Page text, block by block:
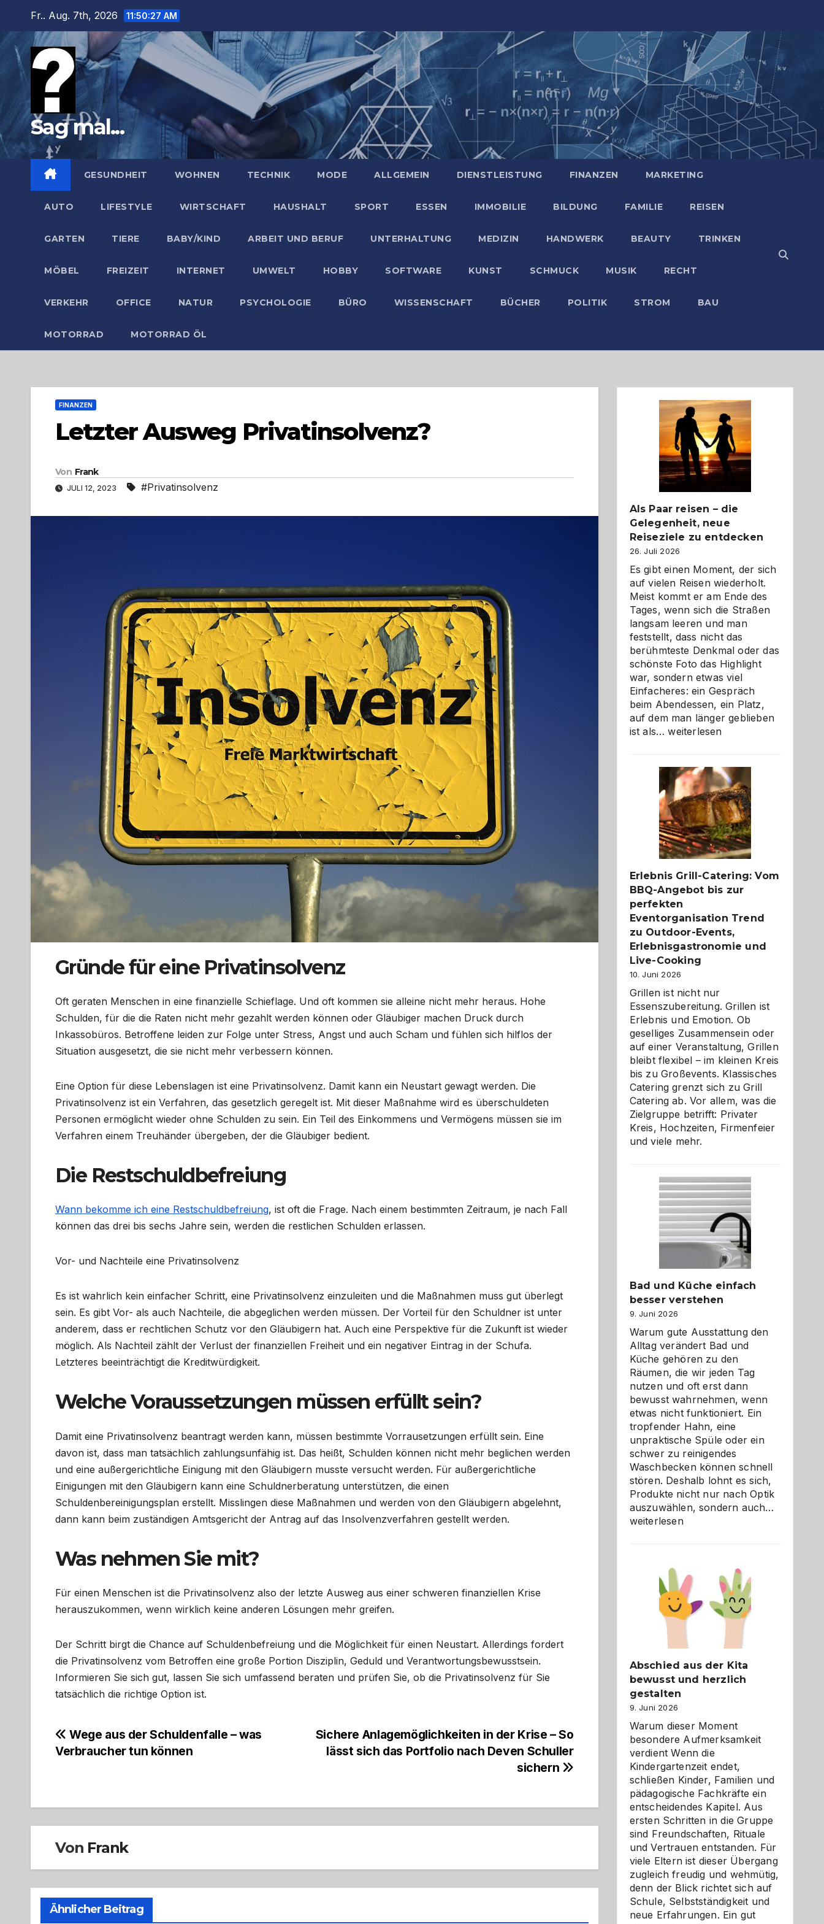
springen
Fr.. Aug. 7th, 2026 11:50:28 AM
Sag mal...
GESUNDHEIT WOHNEN TECHNIK MODE ALLGEMEIN DIENSTLEISTUNG FINANZEN MARKETING
AUTO LIFESTYLE WIRTSCHAFT HAUSHALT SPORT ESSEN IMMOBILIE BILDUNG FAMILIE REISEN
GARTEN TIERE BABY/KIND ARBEIT UND BERUF UNTERHALTUNG MEDIZIN HANDWERK BEAUTY TRINKEN
MÖBEL FREIZEIT INTERNET UMWELT HOBBY SOFTWARE KUNST SCHMUCK MUSIK RECHT
VERKEHR OFFICE NATUR PSYCHOLOGIE BÜRO WISSENSCHAFT BÜCHER POLITIK STROM BAU
MOTORRAD MOTORRAD ÖL
FINANZEN
Letzter Ausweg Privatinsolvenz?
Von Frank
JULI 12, 2023 #Privatinsolvenz
Gründe für eine Privatinsolvenz
Oft geraten Menschen in eine finanzielle Schieflage. Und oft kommen sie alleine nicht mehr heraus. Hohe
Schulden, für die die Raten nicht mehr gezahlt werden können oder Gläubiger machen Druck durch
Inkassobüros. Betroffene leiden zur Folge unter Stress, Angst und auch Scham und fühlen sich hilflos der
Situation ausgesetzt, die sie nicht mehr verbessern können.
Eine Option für diese Lebenslagen ist eine Privatinsolvenz. Damit kann ein Neustart gewagt werden. Die
Privatinsolvenz ist ein Verfahren, das gesetzlich geregelt ist. Mit dieser Maßnahme wird es überschuldeten
Personen ermöglicht wieder ohne Schulden zu sein. Ein Teil des Einkommens und Vermögens müssen sie im
Verfahren einem Treuhänder übergeben, der die Gläubiger bedient.
Die Restschuldbefreiung
Wann bekomme ich eine Restschuldbefreiung, ist oft die Frage. Nach einem bestimmten Zeitraum, je nach Fall
können das drei bis sechs Jahre sein, werden die restlichen Schulden erlassen.
Vor- und Nachteile eine Privatinsolvenz
Es ist wahrlich kein einfacher Schritt, eine Privatinsolvenz einzuleiten und die Maßnahmen muss gut überlegt
sein. Es gibt Vor- als auch Nachteile, die abgeglichen werden müssen. Der Vorteil für den Schuldner ist unter
anderem, dass er rechtlichen Schutz vor den Gläubigern hat. Auch eine Perspektive für die Zukunft ist wieder
möglich. Als Nachteil zählt der Verlust der finanziellen Freiheit und ein negativer Eintrag in der Schufa.
Letzteres beeinträchtigt die Kreditwürdigkeit.
Welche Voraussetzungen müssen erfüllt sein?
Damit eine Privatinsolvenz beantragt werden kann, müssen bestimmte Vorrausetzungen erfüllt sein. Eine
davon ist, dass man tatsächlich zahlungsunfähig ist. Das heißt, Schulden können nicht mehr beglichen werden
und eine außergerichtliche Einigung mit den Gläubigern musste versucht werden. Für außergerichtliche
Einigungen mit den Gläubigern kann eine Schuldnerberatung unterstützen, die einen
Schuldenbereinigungsplan erstellt. Misslingen diese Maßnahmen und werden von den Gläubigern abgelehnt,
dann kann beim zuständigen Amtsgericht der Antrag auf das Insolvenzverfahren gestellt werden.
Was nehmen Sie mit?
Für einen Menschen ist die Privatinsolvenz also der letzte Ausweg aus einer schweren finanziellen Krise
herauszukommen, wenn wirklich keine anderen Lösungen mehr greifen.
Der Schritt birgt die Chance auf Schuldenbefreiung und die Möglichkeit für einen Neustart. Allerdings fordert
die Privatinsolvenz vom Betroffen eine große Portion Disziplin, Geduld und Verantwortungsbewusstsein.
Informieren Sie sich gut, lassen Sie sich umfassend beraten und prüfen Sie, ob die Privatinsolvenz für Sie
tatsächlich die richtige Option ist.
Beitragsnavigation
Sichere Anlagemöglichkeiten in der Krise – So
lässt sich das Portfolio nach Deven Schuller
sichern
Wege aus der Schuldenfalle – was
Verbraucher tun können
Von Frank
Ähnlicher Beitrag
Als Paar reisen – die
Gelegenheit, neue
Reiseziele zu entdecken
26. Juli 2026
Es gibt einen Moment, der sich
auf vielen Reisen wiederholt.
Meist kommt er am Ende des
Tages, wenn sich die Straßen
langsam leeren und man
feststellt, dass nicht das
berühmteste Denkmal oder das
schönste Foto das Highlight
war, sondern etwas viel
Einfacheres: ein Gespräch
beim Abendessen, ein Platz,
auf dem man länger geblieben
ist als…Als
die
Gelegenheit,
neue
Reiseziele
zu
entdecken
weiterlesen
Erlebnis Grill-Catering: Vom
BBQ-Angebot bis zur
perfekten
Eventorganisation Trend
zu Outdoor-Events,
Erlebnisgastronomie und
Live-Cooking
10. Juni 2026
Grillen ist nicht nur
Essenszubereitung. Grillen ist
Erlebnis und Emotion. Ob
geselliges Zusammensein oder
auf einer Veranstaltung, Grillen
bleibt flexibel – im kleinen Kreis
bis zu Großevents. Klassisches
Catering grenzt sich zu Grill
Catering ab. Vor allem, was die
Zielgruppe betrifft: Privater
Kreis, Hochzeiten, Firmenfeier
und viele mehr.
Bad und Küche einfach
besser verstehen
9. Juni 2026
Warum gute Ausstattung den
Alltag verändert Bad und
Küche gehören zu den
Räumen, die wir jeden Tag
nutzen und oft erst dann
bewusst wahrnehmen, wenn
etwas nicht funktioniert. Ein
tropfender Hahn, eine
unpraktische Spüle oder ein
schwer zu reinigendes
Waschbecken können schnell
stören. Deshalb lohnt es sich,
Produkte nicht nur nach Optik
auszuwählen, sondern auch…
weiterlesen
Abschied aus der Kita
bewusst und herzlich
gestalten
9. Juni 2026
Warum dieser Moment
besondere Aufmerksamkeit
verdient Wenn die
Kindergartenzeit endet,
schließen Kinder, Familien und
pädagogische Fachkräfte ein
entscheidendes Kapitel. Aus
ersten Schritten in die Gruppe
sind Freundschaften, Rituale
und Vertrauen entstanden. Für
viele Eltern ist dieser Übergang
zugleich freudig und wehmütig,
denn der Blick richtet sich auf
Schule, Selbstständigkeit und
neue Erfahrungen. Ein gut